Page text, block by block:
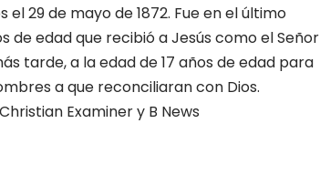
29 de mayo de 1872. Fue en el último
de edad que recibió a Jesús como el Señor
tarde, a la edad de 17 años de edad para
a que reconciliaran con Dios.
Examiner y B News